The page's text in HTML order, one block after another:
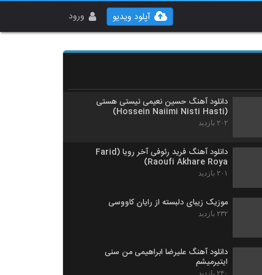
ورود آپلود ویدیو
آهنگ بارون از یاشار مینایی(پاپ)
دانلود آهنگ حسین نعیمی نیستی هستی
(Hossein Naiimi Nisti Hasti)
۲۰۲ بازدید
دانلود آهنگ فرید رئوفی آخر رویا (Farid
Raoufi Akhare Roya)
۲۰۱ بازدید
موزیک زیبای دلبسته از رایان کاووسی
۲۳۲ بازدید
دانلود آهنگ علیرضا ابراهیمی من سنی
ایتیرمیشم
۲۴۰ بازدید